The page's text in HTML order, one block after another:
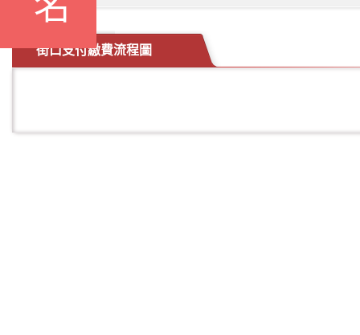
街口支付繳費流程圖